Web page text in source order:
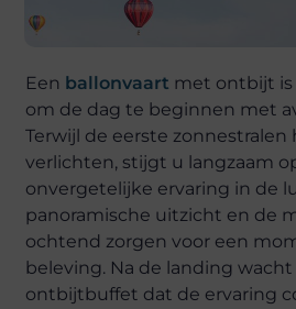
Een ballonvaart met ontbijt is
om de dag te beginnen met
Terwijl de eerste zonnestralen
verlichten, stijgt u langzaam
onvergetelijke ervaring in de
panoramische uitzicht en de
ochtend zorgen voor een
beleving. Na de landing
ontbijtbuffet dat de ervaring